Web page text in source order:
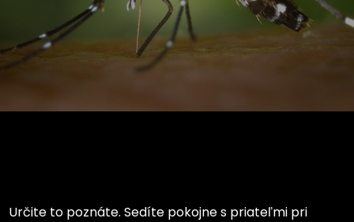
Určite to poznáte. Sedíte pokojne s priateľmi pri